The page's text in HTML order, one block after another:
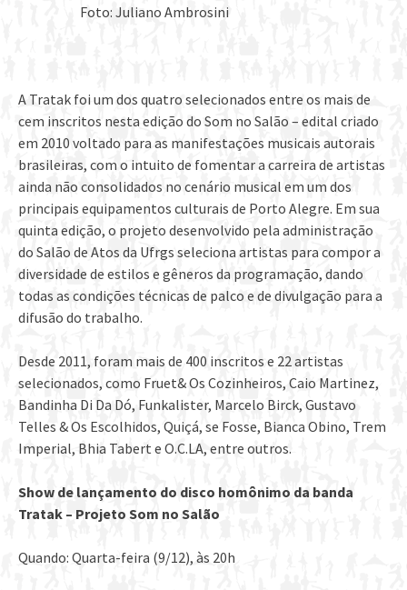
Foto: Juliano Ambrosini
A Tratak foi um dos quatro selecionados entre os mais de
cem inscritos nesta edição do Som no Salão – edital criado
em 2010 voltado para as manifestações musicais autorais
brasileiras, com o intuito de fomentar a carreira de artistas
ainda não consolidados no cenário musical em um dos
principais equipamentos culturais de Porto Alegre. Em sua
quinta edição, o projeto desenvolvido pela administração
do Salão de Atos da Ufrgs seleciona artistas para compor a
diversidade de estilos e gêneros da programação, dando
todas as condições técnicas de palco e de divulgação para a
difusão do trabalho.
Desde 2011, foram mais de 400 inscritos e 22 artistas
selecionados, como Fruet& Os Cozinheiros, Caio Martinez,
Bandinha Di Da Dó, Funkalister, Marcelo Birck, Gustavo
Telles & Os Escolhidos, Quiçá, se Fosse, Bianca Obino, Trem
Imperial, Bhia Tabert e O.C.LA, entre outros.
Show de lançamento do disco homônimo da banda
Tratak – Projeto Som no Salão
Quando: Quarta-feira (9/12), às 20h